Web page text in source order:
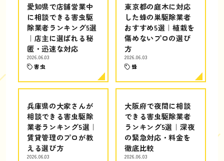
愛知県で店舗営業中
に相談できる害虫駆
除業者ランキング5選
｜店主に選ばれる秘
匿・迅速な対応
2026.06.03
害虫
東京都の庭木に対応
した蜂の巣駆除業者
おすすめ5選｜植栽を
傷めないプロの選び
方
2026.06.03
蜂
兵庫県の大家さんが
相談できる害虫駆除
業者ランキング5選｜
賃貸管理のプロが教
える選び方
2026.06.03
大阪府で夜間に相談
できる害虫駆除業者
ランキング5選｜深夜
の緊急対応・料金を
徹底比較
2026.06.03